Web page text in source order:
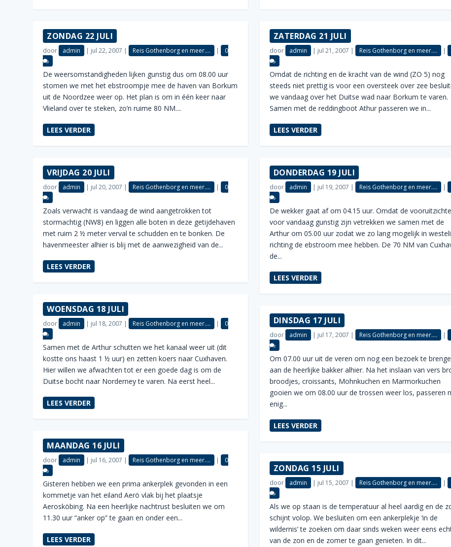
ZONDAG 22 JULI
door admin | jul 22, 2007 | Reis Gothenborg en meer.... | 0
De weersomstandigheden lijken gunstig dus om 08.00 uur
stomen we met het ebstroompje mee de haven van Borkum
uit de Noordzee weer op. Het plan is om in één keer naar
Vlieland over te steken, zo’n ruime 80 NM....
LEES VERDER
VRIJDAG 20 JULI
door admin | jul 20, 2007 | Reis Gothenborg en meer.... | 0
Zoals verwacht is vandaag de wind aangetrokken tot
stormachtig (NW8) en liggen alle boten in deze getijdehaven
met ruim 2 ½ meter verval te schudden en te bonken. De
havenmeester alhier is blij met de aanwezigheid van de...
LEES VERDER
WOENSDAG 18 JULI
door admin | jul 18, 2007 | Reis Gothenborg en meer.... | 0
Samen met de Arthur schutten we het kanaal weer uit (dit
kostte ons haast 1 ½ uur) en zetten koers naar Cuxhaven.
Hier willen we afwachten tot er een goede dag is om de
Duitse bocht naar Norderney te varen. Na eerst heel...
LEES VERDER
MAANDAG 16 JULI
door admin | jul 16, 2007 | Reis Gothenborg en meer.... | 0
Gisteren hebben we een prima ankerplek gevonden in een
kommetje van het eiland Aerö vlak bij het plaatsje
Aerosköbing. Na een heerlijke nachtrust besluiten we om
11.30 uur “anker op” te gaan en onder een...
LEES VERDER
ZATERDAG 21 JULI
door admin | jul 21, 2007 | Reis Gothenborg en meer.... |
Omdat de richting en de kracht van de wind (ZO 5) nog
steeds niet prettig is voor een oversteek over zee
we vandaag over het Duitse wad naar Borkum te varen.
Samen met de reddingboot Athur passeren we in...
LEES VERDER
DONDERDAG 19 JULI
door admin | jul 19, 2007 | Reis Gothenborg en meer.... |
De wekker gaat af om 04.15 uur. Omdat de
voor vandaag gunstig zijn vetrekken we samen met de
Arthur om 05.00 uur zodat we zo lang mogelijk in
richting de ebstroom mee hebben. De 70 NM van
de...
LEES VERDER
DINSDAG 17 JULI
door admin | jul 17, 2007 | Reis Gothenborg en meer.... |
Om 07.00 uur uit de veren om nog een bezoek te
aan de heerlijke bakker alhier. Na het inslaan van vers
broodjes, croissants, Mohnkuchen en Marmorkuchen
gooien we om 08.00 uur de trossen weer los, passeren
enig...
LEES VERDER
ZONDAG 15 JULI
door admin | jul 15, 2007 | Reis Gothenborg en meer.... |
Als we op staan is de temperatuur al heel aardig en de
schijnt volop. We besluiten om een ankerplekje ‘in de
wildernis’ te zoeken om daar sinds weken weer eens
van de zon en de zomer te gaan genieten. In dit...